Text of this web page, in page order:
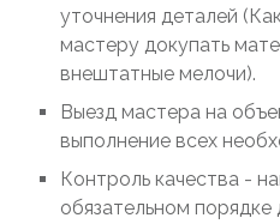
уточнения деталей
мастеру докупать
внештатные мелочи).
Выезд мастера на
выполнение всех
Контроль качества -
обязательном